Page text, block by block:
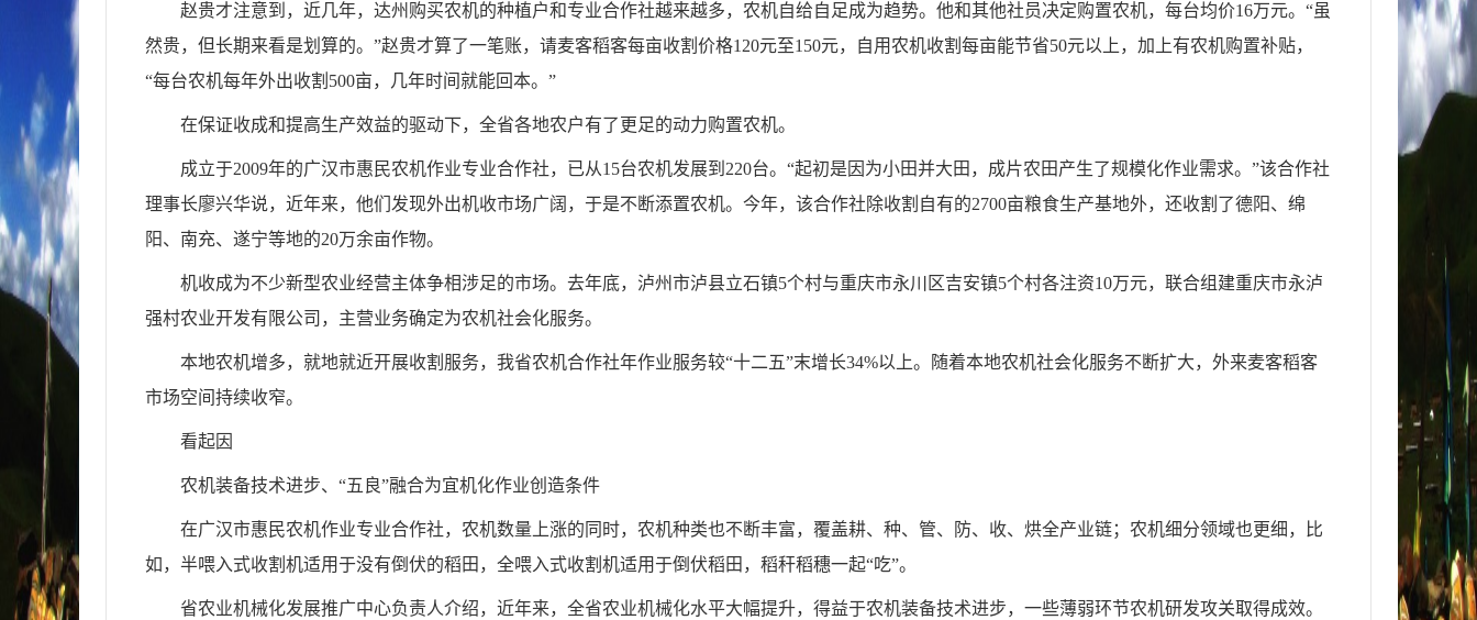
赵贵才注意到，近几年，达州购买农机的种植户和专业合作社越来越多，农机自给自足成为趋势。他和其他社员决定购置农机，每台均价16万元。“虽
然贵，但长期来看是划算的。”赵贵才算了一笔账，请麦客稻客每亩收割价格120元至150元，自用农机收割每亩能节省50元以上，加上有农机购置补贴，
“每台农机每年外出收割500亩，几年时间就能回本。”
在保证收成和提高生产效益的驱动下，全省各地农户有了更足的动力购置农机。
成立于2009年的广汉市惠民农机作业专业合作社，已从15台农机发展到220台。“起初是因为小田并大田，成片农田产生了规模化作业需求。”该合作社
理事长廖兴华说，近年来，他们发现外出机收市场广阔，于是不断添置农机。今年，该合作社除收割自有的2700亩粮食生产基地外，还收割了德阳、绵
阳、南充、遂宁等地的20万余亩作物。
机收成为不少新型农业经营主体争相涉足的市场。去年底，泸州市泸县立石镇5个村与重庆市永川区吉安镇5个村各注资10万元，联合组建重庆市永泸
强村农业开发有限公司，主营业务确定为农机社会化服务。
本地农机增多，就地就近开展收割服务，我省农机合作社年作业服务较“十二五”末增长34%以上。随着本地农机社会化服务不断扩大，外来麦客稻客
市场空间持续收窄。
看起因
农机装备技术进步、“五良”融合为宜机化作业创造条件
在广汉市惠民农机作业专业合作社，农机数量上涨的同时，农机种类也不断丰富，覆盖耕、种、管、防、收、烘全产业链；农机细分领域也更细，比
如，半喂入式收割机适用于没有倒伏的稻田，全喂入式收割机适用于倒伏稻田，稻秆稻穗一起“吃”。
省农业机械化发展推广中心负责人介绍，近年来，全省农业机械化水平大幅提升，得益于农机装备技术进步，一些薄弱环节农机研发攻关取得成效。